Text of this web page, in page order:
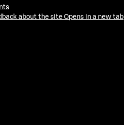
about the site Opens in a new tab